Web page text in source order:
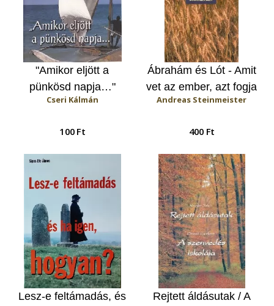
"Amikor eljött a
pünkösd napja…"
Cseri Kálmán
100 Ft
Ábrahám és Lót - Amit
vet az ember, azt fogja
aratni is
Andreas Steinmeister
400 Ft
Lesz-e feltámadás, és
Rejtett áldásutak / A